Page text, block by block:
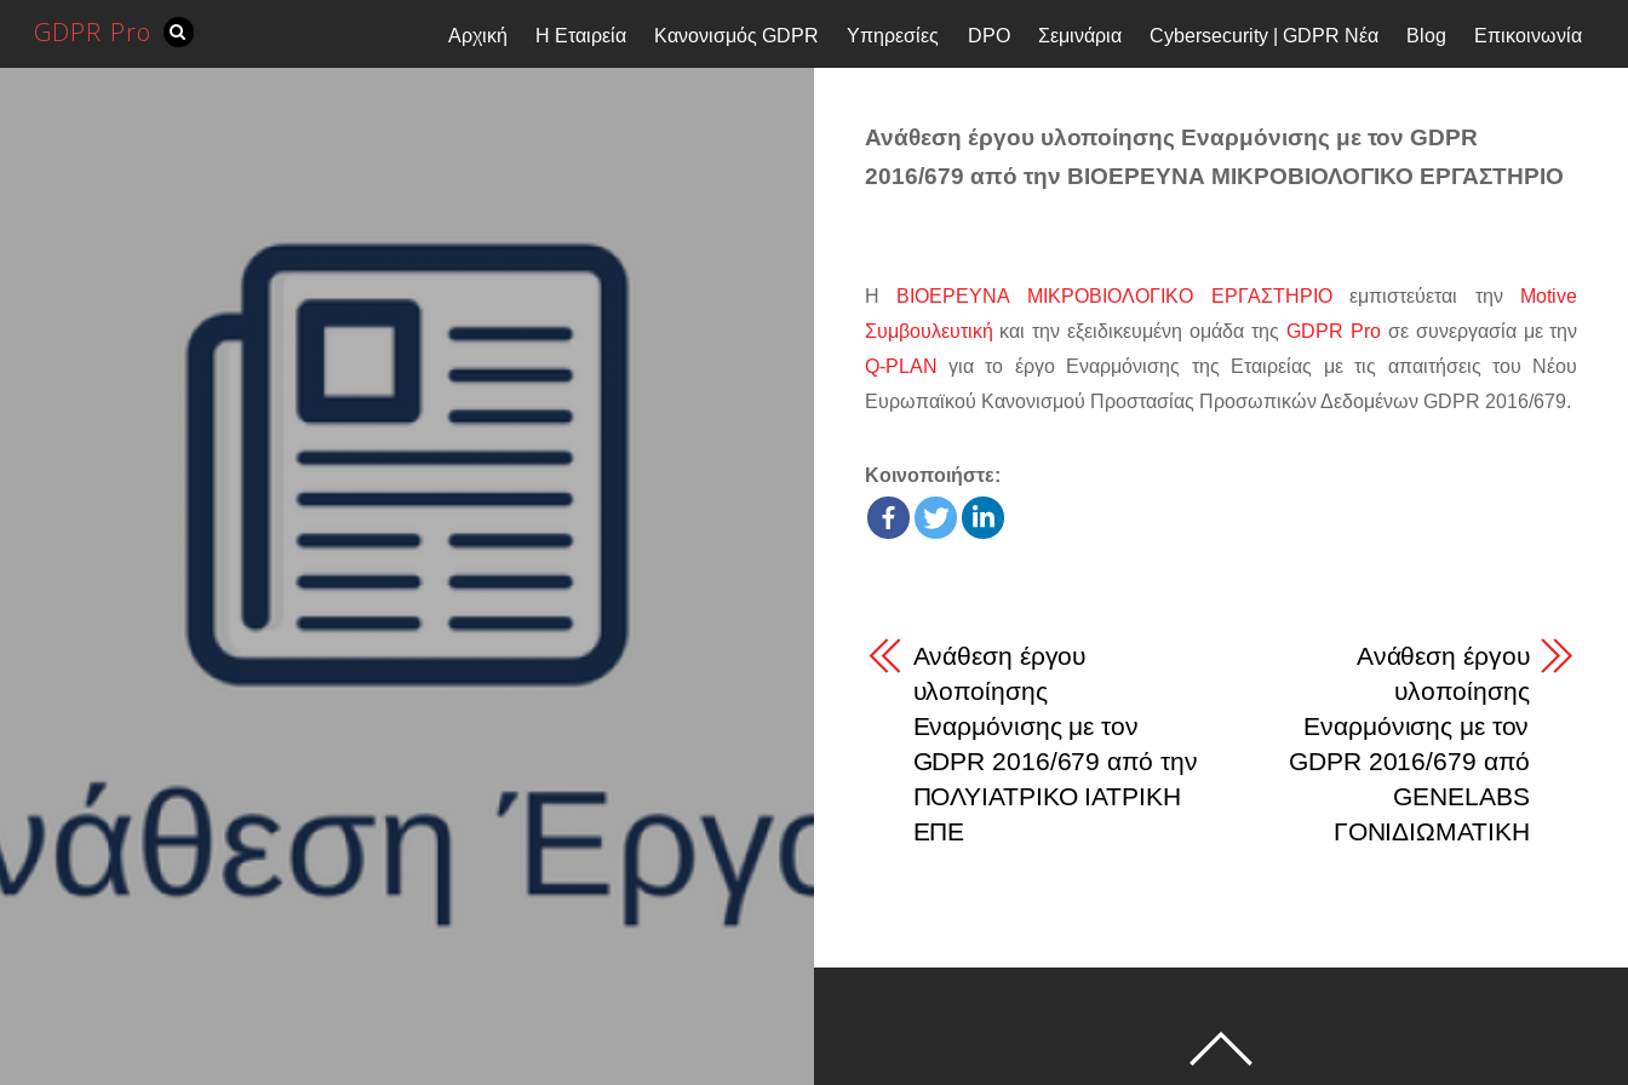
GDPR Pro Αρχική Η Εταιρεία Κανονισμός GDPR Υπηρεσίες DPO Σεμινάρια Cybersecurity | GDPR Νέα Blog Επικοινωνία
Ανάθεση έργου υλοποίησης Εναρμόνισης με τον GDPR
2016/679 από την ΒΙΟΕΡΕΥΝΑ ΜΙΚΡΟΒΙΟΛΟΓΙΚΟ ΕΡΓΑΣΤΗΡΙΟ
Η ΒΙΟΕΡΕΥΝΑ ΜΙΚΡΟΒΙΟΛΟΓΙΚΟ ΕΡΓΑΣΤΗΡΙΟεμπιστεύεται την Motive
Συμβουλευτική και την εξειδικευμένη ομάδα της GDPR Proσε συνεργασία με την
Q-PLAN
για το έργο Εναρμόνισης της Εταιρείας με τις απαιτήσεις του Νέου
Ευρωπαϊκού Κανονισμού Προστασίας Προσωπικών Δεδομένων GDPR 2016/679.
Κοινοποιήστε:
Ανάθεση έργου
υλοποίησης
Εναρμόνισης με τον
GDPR 2016/679 από την
ΠΟΛΥΙΑΤΡΙΚΟ ΙΑΤΡΙΚΗ
ΕΠΕ
Ανάθεση έργου
υλοποίησης
Εναρμόνισης με τον
GDPR 2016/679 από
GENELABS
ΓΟΝΙΔΙΩΜΑΤΙΚΗ